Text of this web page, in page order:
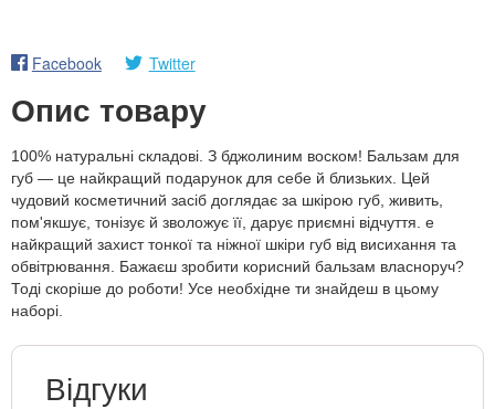
Facebook Twitter
Опис товару
100% натуральні складові. З бджолиним воском! Бальзам для
губ — це найкращий подарунок для себе й близьких. Цей
чудовий косметичний засіб доглядає за шкірою губ, живить,
пом'якшує, тонізує й зволожує її, дарує приємні відчуття. е
найкращий захист тонкої та ніжної шкіри губ від висихання та
обвітрювання. Бажаєш зробити корисний бальзам власноруч?
Тоді скоріше до роботи! Усе необхідне ти знайдеш в цьому
наборі.
Відгуки